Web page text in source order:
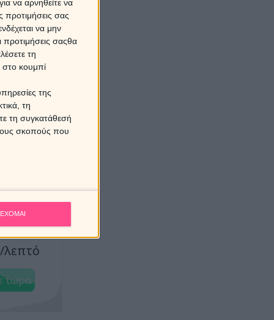
να αρνηθείτε να
προτιμήσεις σας
να μην
προτιμήσεις σαςθα
τη
στο κουμπί
της
τη
τη συγκατάθεσή
σκοπούς που
τώρα
λεπτό
τώρα